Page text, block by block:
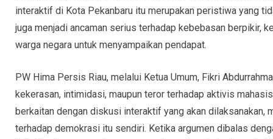
interaktif di Kota Pekanbaru itu merupakan peristiwa yang
juga menjadi ancaman serius terhadap kebebasan berpikir,
warga negara untuk menyampaikan pendapat.
PW Hima Persis Riau, melalui Ketua Umum, Fikri
kekerasan, intimidasi, maupun teror terhadap aktivis
berkaitan dengan diskusi interaktif yang akan dilaksanakan,
terhadap demokrasi itu sendiri. Ketika argumen dibalas